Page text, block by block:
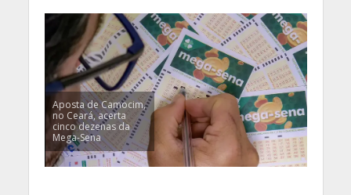
Aposta de Camocim,
no Ceará, acerta
cinco dezenas da
Mega-Sena